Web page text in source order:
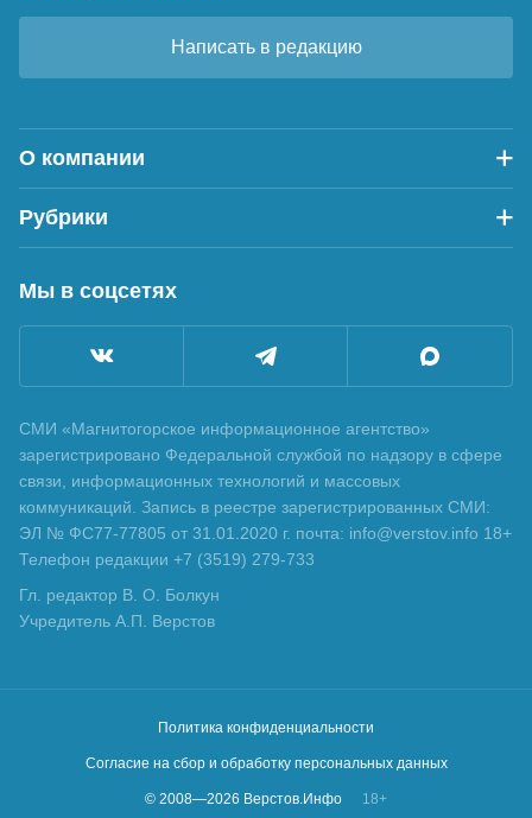
Написать в редакцию
О компании
Рубрики
Мы в соцсетях
СМИ «Магнитогорское информационное агентство»
зарегистрировано Федеральной службой по надзору в сфере
связи, информационных технологий и массовых
коммуникаций. Запись в реестре зарегистрированных СМИ:
ЭЛ № ФС77-77805 от 31.01.2020 г. почта: info@verstov.info 18+
Телефон редакции +7 (3519) 279-733
Гл. редактор В. О. Болкун
Учредитель А.П. Верстов
Политика конфиденциальности
Согласие на сбор и обработку персональных данных
© 2008—2026 Верстов.Инфо 18+